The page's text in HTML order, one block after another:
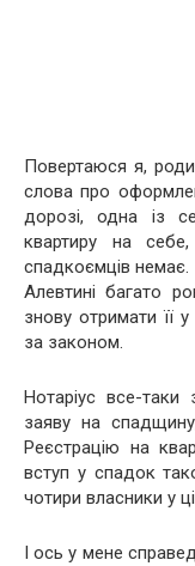
Повертаюся я,
слова про
дорозі, одна із
квартиру на
спадкоємців
Алевтині багато
знову отримати її
за законом.
Нотаріус все-
заяву на
Реєстрацію на
вступ у спадок
чотири власники у
І ось у мене